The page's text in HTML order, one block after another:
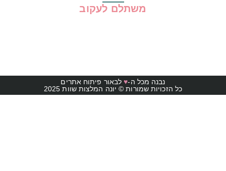
משתלם לעקוב
נבנה מכל ה-♥לבאור פיתוח אתרים
כל הזכויות שמורות © יונה המלצות שוות 2025